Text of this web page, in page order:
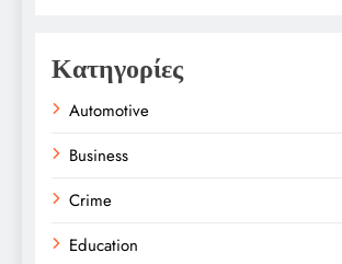
Κατηγορίες
Automotive
Business
Crime
Education